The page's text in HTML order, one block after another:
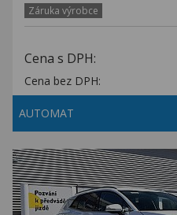
Záruka výrobce
Cena s DPH:
Cena bez DPH:
AUTOMAT